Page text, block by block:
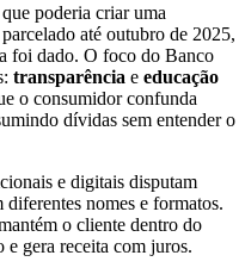
poderia criar uma
até outubro de 2025,
foi dado. O foco do Banco
transparência e educação
o consumidor confunda
dívidas sem entender o
e digitais disputam
nomes e formatos.
o cliente dentro do
gera receita com juros.